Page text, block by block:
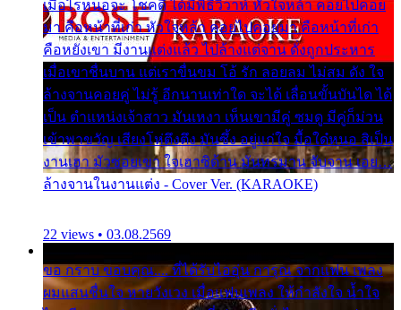
เมื่อไรหนอจะ โชคดี ได้มีพิธีวิวาห์ หัวใจหล้า คอยไปคอย
มา คือหน้าที่เก่า หัวใจหล้า คอยไปคอยมา คือหน้าที่เก่า
คือหยังเขา มีงานแต่งแล้ว ไปล้างแต่จาน ดั่งถูกประหาร
เมื่อเขาชื่นบาน แต่เราขื่นขม โอ้ รัก ลอยลม ไม่สม ดัง ใจ
ล้างจานคอยคู่ ไม่รู้ อีกนานเท่าใด จะได้ เลื่อนขั้นบันได ได้
เป็น ตำแหน่งเจ้าสาว มันเหงา เห็นเขามีคู่ ซมดู มีคู่ก็ม่วน
เข้าพาขวัญ เสียงโห่ตึงตึง มันซึ้ง อยู่แก่ใจ มื้อใด๋หนอ สิเป็น
งานเฮา มัวซอยเขา ใจเฮาซิด้าน มันทรมาน จับจาน เอย…
ล้างจานในงานแต่ง - Cover Ver. (KARAOKE)
22 views • 03.08.2569
ขอ กราบ ขอบคุณ.... ที่ได้รับไออุ่น การุณ จากแฟน เพลง
ผมแสนชื่นใจ หายวังเวง เมื่อแฟนเพลง ให้กำลังใจ น้ำใจ